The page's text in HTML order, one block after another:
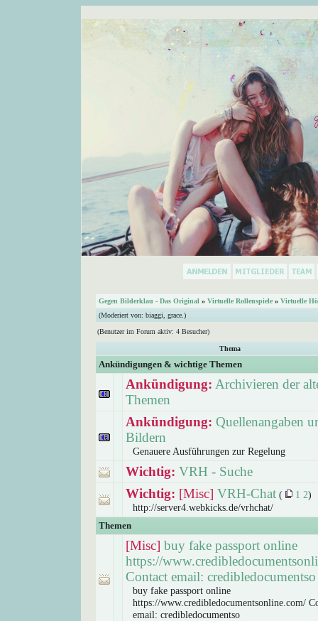
Gegen Bilderklau - Das Original » Virtuelle Rollenspiele » Virtuelle
(Moderiert von: biaggi grace. )
(Benutzer im Forum aktiv: 4 Besucher)
Thema
Ankündigungen & wichtige Themen
Ankündigung: Archivieren der
Themen
Ankündigung: Quellenangaben
Bildern
Genauere Ausführungen zur Regelung
Wichtig: VRH - Suche
Wichtig: [Misc] VRH-Chat ( 1 2)
http://server4.webkicks.de/vrhchat/
Themen
[Misc] buy fake passport online
https://
Contact email: credibledocumentso
buy fake passport online
https://www.credibledocumentsonline.com/
email: credibledocumentso